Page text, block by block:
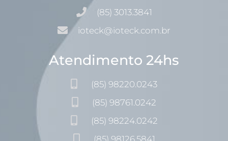
(85) 3013.3841
ioteck@ioteck.com.br
Atendimento 24hs
(85) 98220.0243
(85) 98761.0242
(85) 98224.0242
(85) 98126.5841